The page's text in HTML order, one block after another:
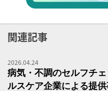
関連記事
2026.04.24
病気・不調のセルフチ
ルスケア企業による提